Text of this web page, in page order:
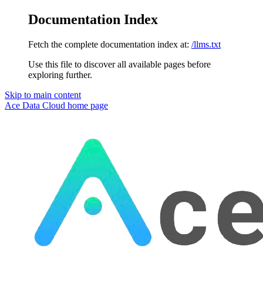
Documentation Index
Fetch the complete documentation index at: /llms.txt
Use this file to discover all available pages before
exploring further.
Skip to main content
Ace Data Cloud home page